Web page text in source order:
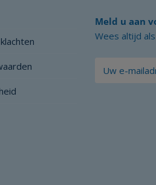
Meld u aan
Wees altijd